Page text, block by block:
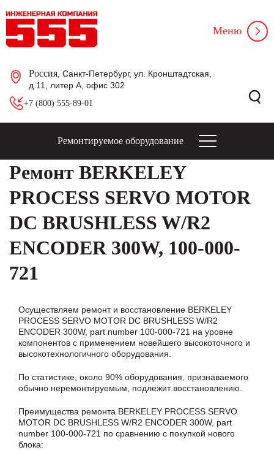
Россия , Санкт-Петербург, ул. Кронштадтская,
д.11, литер А, офис 302
+7 (800) 555-89-01
Меню
Ремонтируемое оборудование
Ремонт BERKELEY
PROCESS SERVO MOTOR
DC BRUSHLESS W/R2
ENCODER 300W, 100-000-
721
Осуществляем ремонт и восстановление BERKELEY
PROCESS SERVO MOTOR DC BRUSHLESS W/R2
ENCODER 300W, part number 100-000-721 на уровне
компонентов с применением новейшего высокоточного и
высокотехнологичного оборудования.
По статистике, около 90% оборудования, признаваемого
обычно неремонтируемым, подлежит восстановлению.
Преимущества ремонта BERKELEY PROCESS SERVO
MOTOR DC BRUSHLESS W/R2 ENCODER 300W, part
number 100-000-721 по сравнению с покупкой нового
блока: